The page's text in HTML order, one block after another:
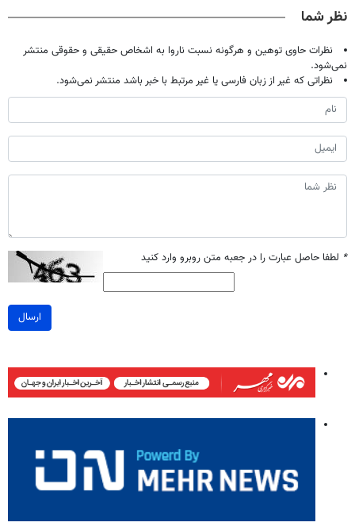
نظر شما
نظرات حاوی توهین و هرگونه نسبت ناروا به اشخاص حقیقی و حقوقی منتشر
نمی‌شود.
نظراتی که غیر از زبان فارسی یا غیر مرتبط با خبر باشد منتشر نمی‌شود.
* لطفا حاصل عبارت را در جعبه متن روبرو وارد کنید
ارسال